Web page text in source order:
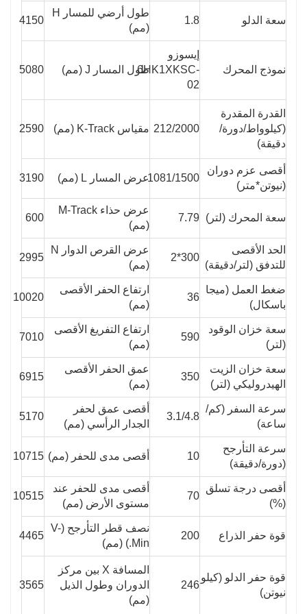
سعة الدلو 1.8
طول أرضي للمسار H
(مم)
4150
نموذج المحرك
إيسوزو
6HK1XKSC-
02
طول المسار J (مم) 5080
القدرة المقدرة
(كيلوواط/دورة/
دقيقة)
212/2000 مقياس K-Track (مم) 2590
أقصى عزم دوران
(نيوتن*متر)
1081/1500عرض المسار L (مم) 3190
سعة المحرك (لتر) 7.79
عرض حذاء M-Track
(مم)
600
الحد الأقصى
للتدفق (لتر/دقيقة)
300*2
عرض القرص الدوار N
(مم)
2995
ضغط العمل (ميجا
باسكال)
36
ارتفاع الحفر الأقصى
(مم)
10020
سعة خزان الوقود
(لتر)
590
ارتفاع التفريغ الأقصى
(مم)
7010
سعة خزان الزيت
الهيدروليكي (لتر)
350
عمق الحفر الأقصى
(مم)
6915
سرعة السفر (كم/
ساعة)
3.1/4.8
أقصى عمق لحفر
الجدار الرأسي (مم)
5170
سرعة التأرجح
(دورة/دقيقة)
10 أقصى مدى للحفر (مم) 10715
أقصى درجة تسلق
(%)
70
أقصى مدى للحفر عند
مستوى الأرض (مم)
10515
قوة حفر الذراع 200
نصف قطر التأرجح (V-
Min.) (مم)
4465
قوة حفر الدلو (كيلو
نيوتن)
246
المسافة X بين مركز
الدوران وطول الذيل
(مم)
3565